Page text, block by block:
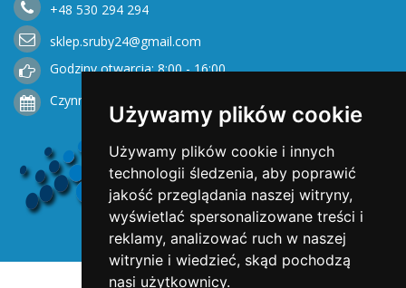
Używamy plików cookie
Używamy plików cookie i innych
technologii śledzenia, aby poprawić
jakość przeglądania naszej witryny,
wyświetlać spersonalizowane treści i
reklamy, analizować ruch w naszej
witrynie i wiedzieć, skąd pochodzą
nasi użytkownicy.
+48 530 294 294
sklep.sruby24@gmail.com
Godziny otwarcia: 8:00 - 16:00
Czynne od Poniedziałku do Piątku